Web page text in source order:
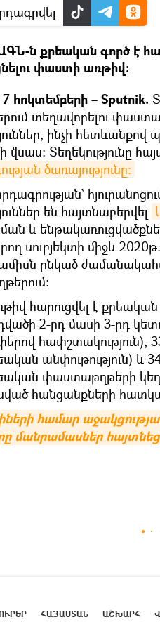
ն քրեական գործ է
փաստի առթիվ։
հոկտեմբերի – Sputnik.
տեղավորելու
ինչի
վնաս: Տեղեկությունը
ծառայությունը։
են հայտնաբերվել
և
սուբյեկտի միջև
ընկած
հարուցվել է
2-րդ մասի 3-րդ
հափշտակություն),
անփութություն) և
փաստաթղթերի
հանցանքների
համար
մանրամասներ հայտնեց
ՀԱՅԱՍՏԱՆ ԱՇԽԱՐՀ